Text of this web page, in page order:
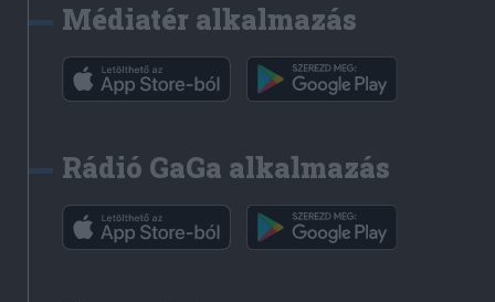
Médiatér alkalmazás
Rádió GaGa alkalmazás